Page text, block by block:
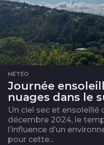
MÉTÉO
Journée
nuages dans le
Un ciel sec et ensoleillé
décembre 2024, le
l’influence d’un
pour cette...